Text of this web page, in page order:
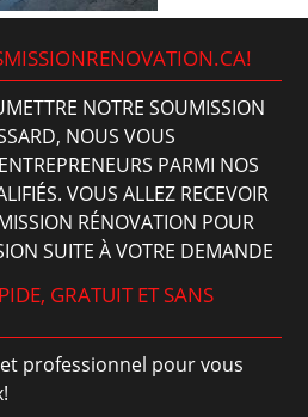
NOTRE SOUMISSION
NOUS VOUS
PARMI NOS
VOUS ALLEZ RECEVOIR
RÉNOVATION POUR
SUITE À VOTRE DEMANDE
GRATUIT ET SANS
professionnel pour vous